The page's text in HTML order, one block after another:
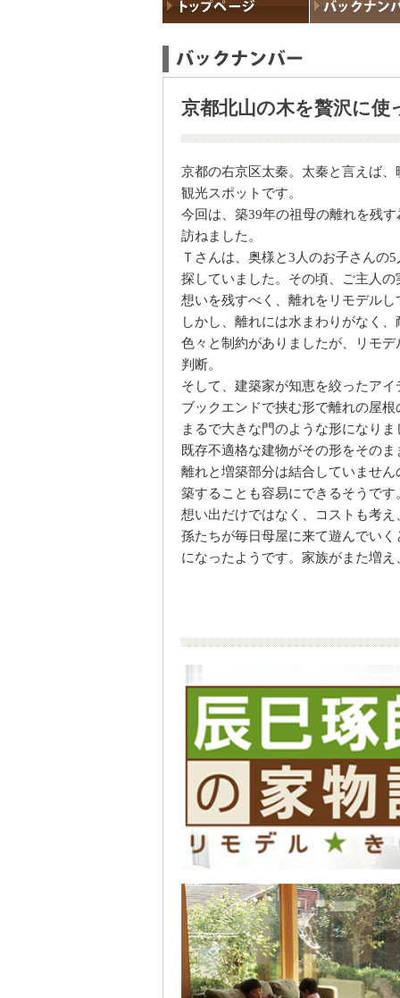
京都北山の木を贅沢に使
京都の右京区太秦。太秦と言えば
観光スポットです。
今回は、築39年の祖母の離れを残
訪ねました。
Ｔさんは、奥様と3人のお子さんの
探していました。その頃、ご主人
想いを残すべく、離れをリモデル
しかし、離れには水まわりがなく
色々と制約がありましたが、リモ
判断。
そして、建築家が知恵を絞ったア
ブックエンドで挟む形で離れの屋
まるで大きな門のような形になりま
既存不適格な建物がその形をその
離れと増築部分は結合していませ
築することも容易にできるそうです
想い出だけではなく、コストも考
孫たちが毎日母屋に来て遊んでい
になったようです。家族がまた増